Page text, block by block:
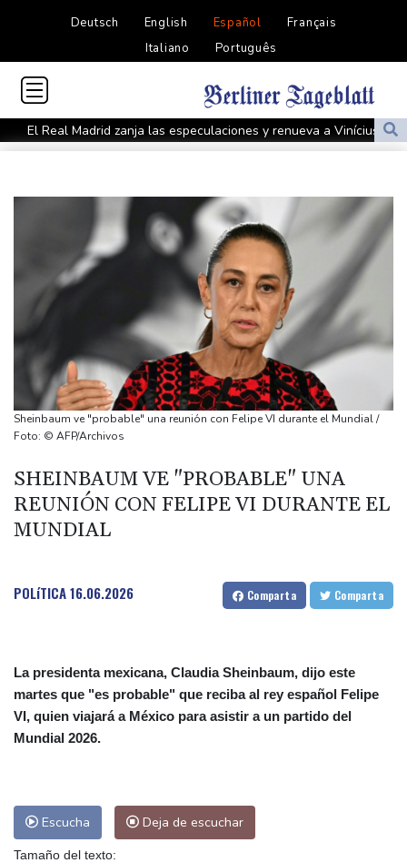
Deutsch English Español
Français
Italiano
Português
El Real Madrid zanja las especulaciones y renueva a Vinícius
hasta 2032
Yan Diomandé, la nueva joya del Real Madrid vale 160 millones
Muere bajo arresto domiciliario en Venezuela un preso político de
origen uruguayo
El Real Madrid anuncia el fichaje del extremo marfileño Yan
El mexicano Del Toro renueva con el UAE hasta 2031
El doloroso baile de cifras de desaparecidos en los sismos en
Venezuela
Un comité del Senado de EEUU declara en desacato al ex
Irán amenazó con "dejar a oscuras" el Golfo en caso de ataques
de EEUU
Netflix estrenará en primicia un adelanto del videojuego GTA VI
Sheinbaum ve "probable" una reunión con Felipe VI durante el Mundial /
Foto: © AFP/Archivos
SHEINBAUM VE "PROBABLE" UNA
REUNIÓN CON FELIPE VI DURANTE EL
MUNDIAL
POLíTICA16.06.2026 Comparta Comparta
La presidenta mexicana, Claudia Sheinbaum, dijo este
martes que "es probable" que reciba al rey español Felipe
VI, quien viajará a México para asistir a un partido del
Mundial 2026.
Escucha Deja de escuchar
Tamaño del texto: